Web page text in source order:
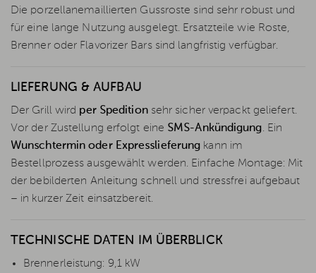
Die porzellanemaillierten Gussroste sind sehr robust und
für eine lange Nutzung ausgelegt. Ersatzteile wie Roste,
Brenner oder Flavorizer Bars sind langfristig verfügbar.
LIEFERUNG & AUFBAU
Der Grill wird per Speditionsehr sicher verpackt geliefert.
Vor der Zustellung erfolgt eine SMS-Ankündigung. Ein
Wunschtermin oder Expresslieferung kann im
Bestellprozess ausgewählt werden. Einfache Montage: Mit
der bebilderten Anleitung schnell und stressfrei aufgebaut
– in kurzer Zeit einsatzbereit.
TECHNISCHE DATEN IM ÜBERBLICK
Brennerleistung: 9,1 kW